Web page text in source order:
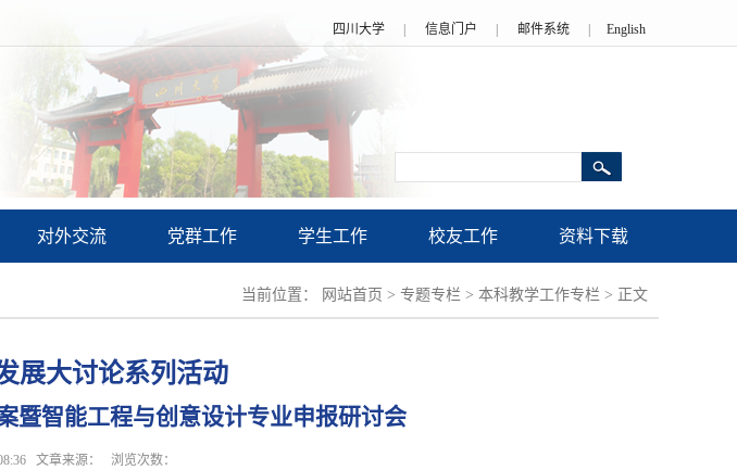
四川大学 信息门户 邮件系统 English
对外交流 党群工作 学生工作 校友工作 资料下载
当前位置： 网站首页 > 专题专栏 > 本科教学工作专栏 > 正文
展大讨论系列活动
智能工程与创意设计专业申报研讨会
文章来源： 浏览次数：